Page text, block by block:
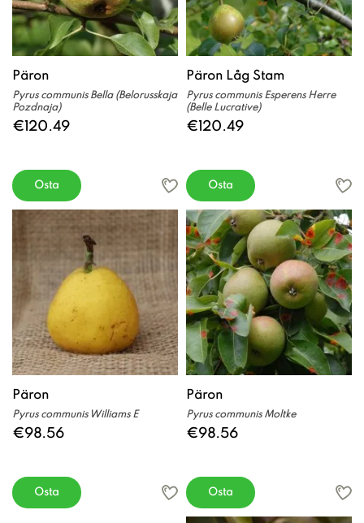
Päron
Pyrus communis Bella (Belorusskaja
Pozdnaja)
€120.49
Osta
Päron Låg Stam
Pyrus communis Esperens Herre
(Belle Lucrative)
€120.49
Osta
Päron
Pyrus communis Williams E
€98.56
Osta
Päron
Pyrus communis Moltke
€98.56
Osta